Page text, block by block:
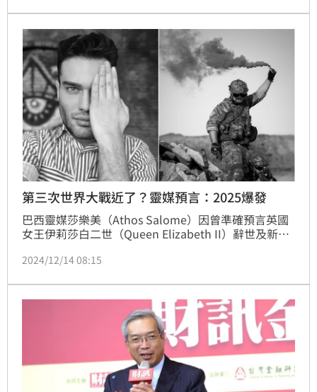
第三次世界大戰近了？靈媒預言：2025爆發
巴西靈媒莎樂美（Athos Salome）因曾準確預言英國
女王伊莉莎白二世（Queen Elizabeth II）辭世及新冠
世」。而他近日再度警告，第三次世界大戰可能比預想
戰場對決不同，取而代之的將是一場「科技戰」。
2024/12/14 08:15